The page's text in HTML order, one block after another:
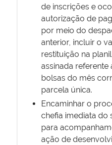
de inscrições e
autorização de
por meio do
anterior, incluir o
restituição na
assinada referente
bolsas do mês
parcela única.
Encaminhar o
chefia imediata do
para
ação de